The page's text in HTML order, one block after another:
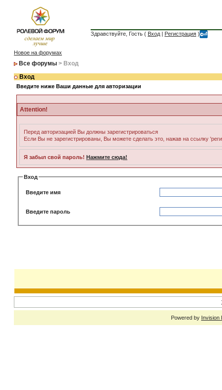
Здравствуйте, Гость ( Вход | Регистрация )
Новое на форумах
Все форумы > Вход
Вход
Введите ниже Ваши данные для авторизации
Attention!
Перед авторизацией Вы должны зарегистрироваться
Если Вы не зарегистрированы, Вы можете сделать это, нажав на ссылку
Я забыл свой пароль! Нажмите сюда!
Вход
Введите имя
Введите пароль
Powered by Invision